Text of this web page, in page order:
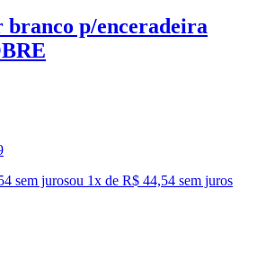
branco p/enceradeira
sem jurosou 1x de R$ 44,54 sem juros